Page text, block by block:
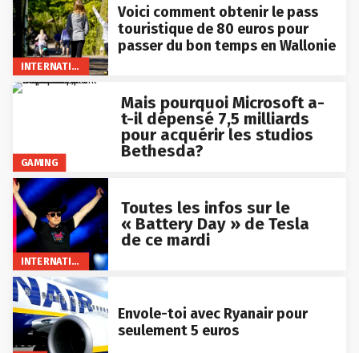
Voici comment obtenir le pass
touristique de 80 euros pour
passer du bon temps en Wallonie
GAMING
Mais pourquoi Microsoft a-
t-il dépensé 7,5 milliards
pour acquérir les studios
Bethesda?
Toutes les infos sur le
« Battery Day » de Tesla
de ce mardi
Envole-toi avec Ryanair pour
seulement 5 euros